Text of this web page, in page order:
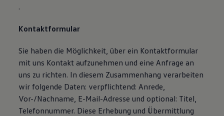
.
Kontaktformular
Sie haben die Möglichkeit, über ein Kontaktformular
mit uns Kontakt aufzunehmen und eine Anfrage an
uns zu richten. In diesem Zusammenhang verarbeiten
wir folgende Daten: verpflichtend: Anrede,
Vor-/Nachname, E-Mail-Adresse und optional: Titel,
Telefonnummer. Diese Erhebung und Übermittlung